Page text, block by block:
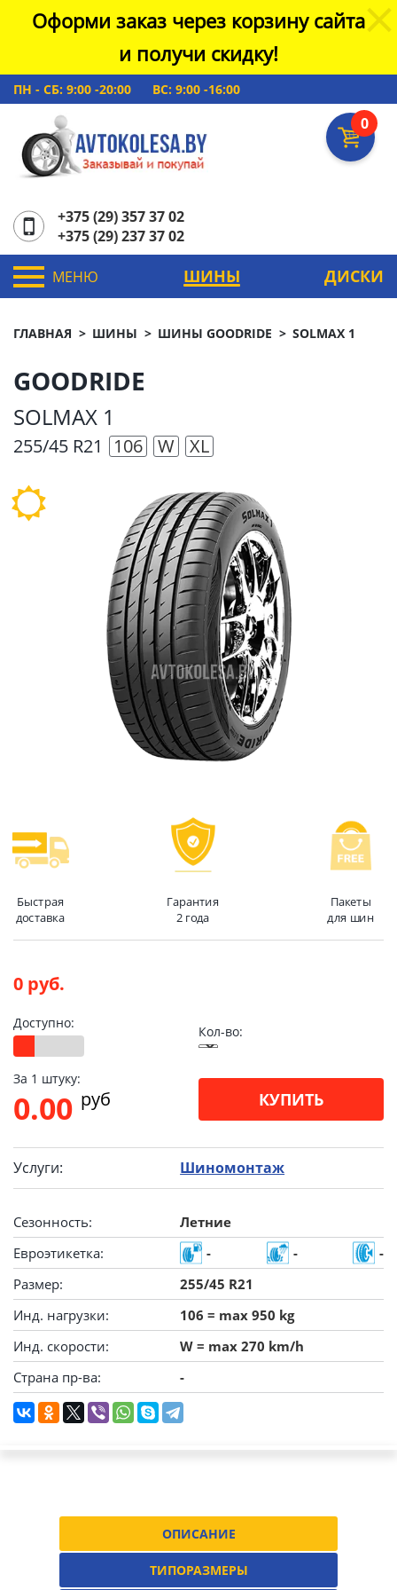
Оформи заказ через корзину сайта
и получи скидку!
ПН - СБ: 9:00 -20:00 ВС: 9:00 -16:00
0
+375 (29) 357 37 02
+375 (29) 237 37 02
МЕНЮ ШИНЫ ДИСКИ
ГЛАВНАЯ ШИНЫ ШИНЫ GOODRIDE SOLMAX 1
GOODRIDE
SOLMAX 1
255/45 R21 106 W XL
Быстрая
доставка
Гарантия
2 года
Пакеты
для шин
0 руб.
Доступно:
Кол-во:
За 1 штуку:
0.00 pуб КУПИТЬ
Услуги: Шиномонтаж
Сезонность:
Летние
Евроэтикетка:
- -
-
Размер:
255/45 R21
Инд. нагрузки:
106 = max 950 kg
Инд. скорости:
W = max 270 km/h
Страна пр-ва:
-
ОПИСАНИЕ
ТИПОРАЗМЕРЫ